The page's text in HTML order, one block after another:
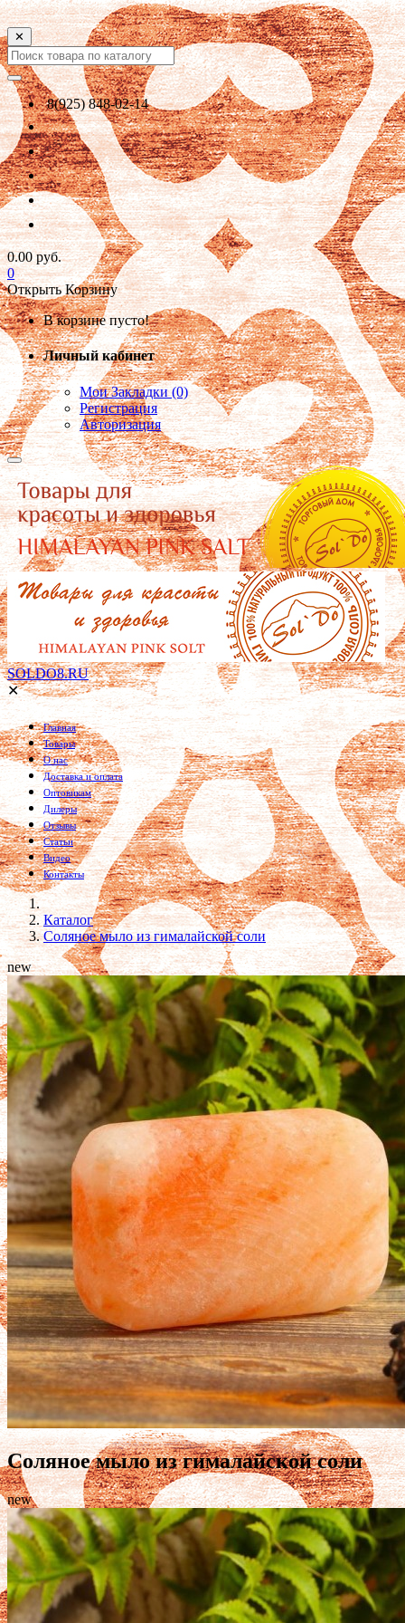
✕
8(925) 848-02-14
0.00 руб.
0
Открыть Корзину
В корзине пусто!
Личный кабинет
Мои Закладки (0)
Регистрация
Авторизация
SOLDO8.RU
✕
Главная
Товары
О нас
Доставка и оплата
Оптовикам
Дилеры
Отзывы
Статьи
Видео
Контакты
Каталог
Соляное мыло из гималайской соли
new
Соляное мыло из гималайской соли
new